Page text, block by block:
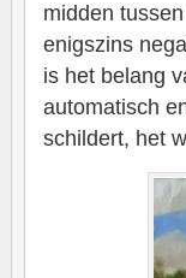
midden
enigszins
is het belang
automatisch
schildert, het